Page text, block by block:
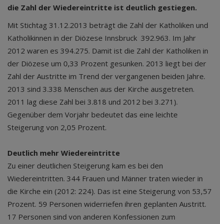
die Zahl der Wiedereintritte ist deutlich gestiegen.
Mit Stichtag 31.12.2013 beträgt die Zahl der Katholiken und
Katholikinnen in der Diözese Innsbruck 392.963. Im Jahr
2012 waren es 394.275. Damit ist die Zahl der Katholiken in
der Diözese um 0,33 Prozent gesunken. 2013 liegt bei der
Zahl der Austritte im Trend der vergangenen beiden Jahre.
2013 sind 3.338 Menschen aus der Kirche ausgetreten.
2011 lag diese Zahl bei 3.818 und 2012 bei 3.271).
Gegenüber dem Vorjahr bedeutet das eine leichte
Steigerung von 2,05 Prozent.
Deutlich mehr Wiedereintritte
Zu einer deutlichen Steigerung kam es bei den
Wiedereintritten. 344 Frauen und Männer traten wieder in
die Kirche ein (2012: 224). Das ist eine Steigerung von 53,57
Prozent. 59 Personen widerriefen ihren geplanten Austritt.
17 Personen sind von anderen Konfessionen zum